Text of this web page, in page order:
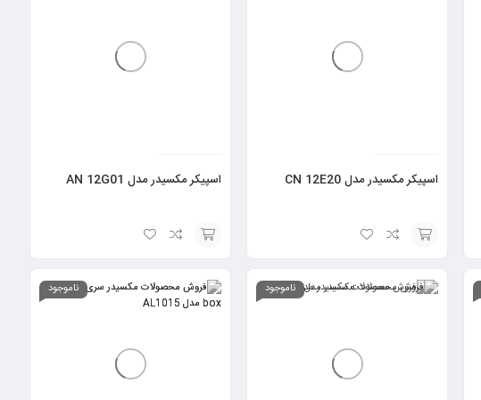
اسپیکر مکسیدر مدل CN 12E20
به
اسپیکر مکسیدر مدل AN 12G01
به
ناموجود ناموجود